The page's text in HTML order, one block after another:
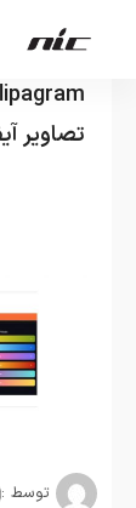
تصاویر
توسط :